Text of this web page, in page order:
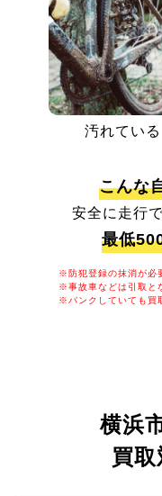
汚れている
こんな
安全に走行
最低
※防犯登録の抹消が必
※事故車などは引取と
※パンクしていても買
横浜
買